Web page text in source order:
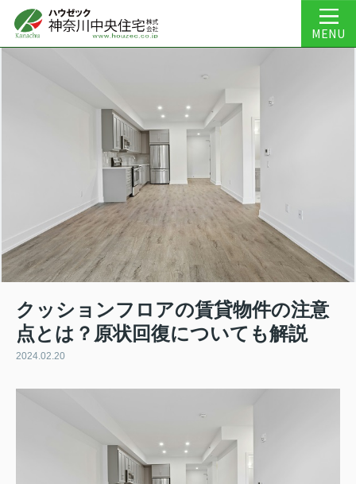
MENU
クッションフロアの賃貸物件の注意
点とは？原状回復についても解説
2024.02.20